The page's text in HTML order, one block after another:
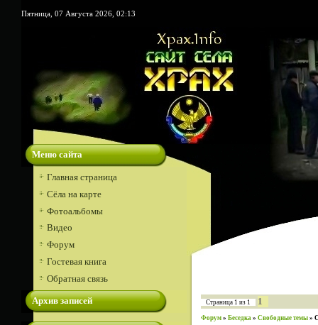
Пятница, 07 Августа 2026, 02:13
Меню сайта
Главная страница
Сёла на карте
Фотоальбомы
Видео
Форум
Гостевая книга
Обратная связь
Архив записей Страница 1 из 1 1
Форум » Беседка » Свободные темы »